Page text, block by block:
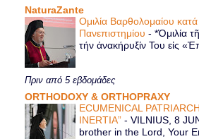
NaturaZante
Ομιλία Βαρθολομαίου
Πανεπιστημίου-*Ὁμιλία
τήν ἀνακήρυξίν Του εἰς
Πριν από 5 εβδομάδες
ORTHODOXY & ORTHOPRAXY
ECUMENICAL
INERTIA”-VILNIUS, 8
brother in the Lord, Your